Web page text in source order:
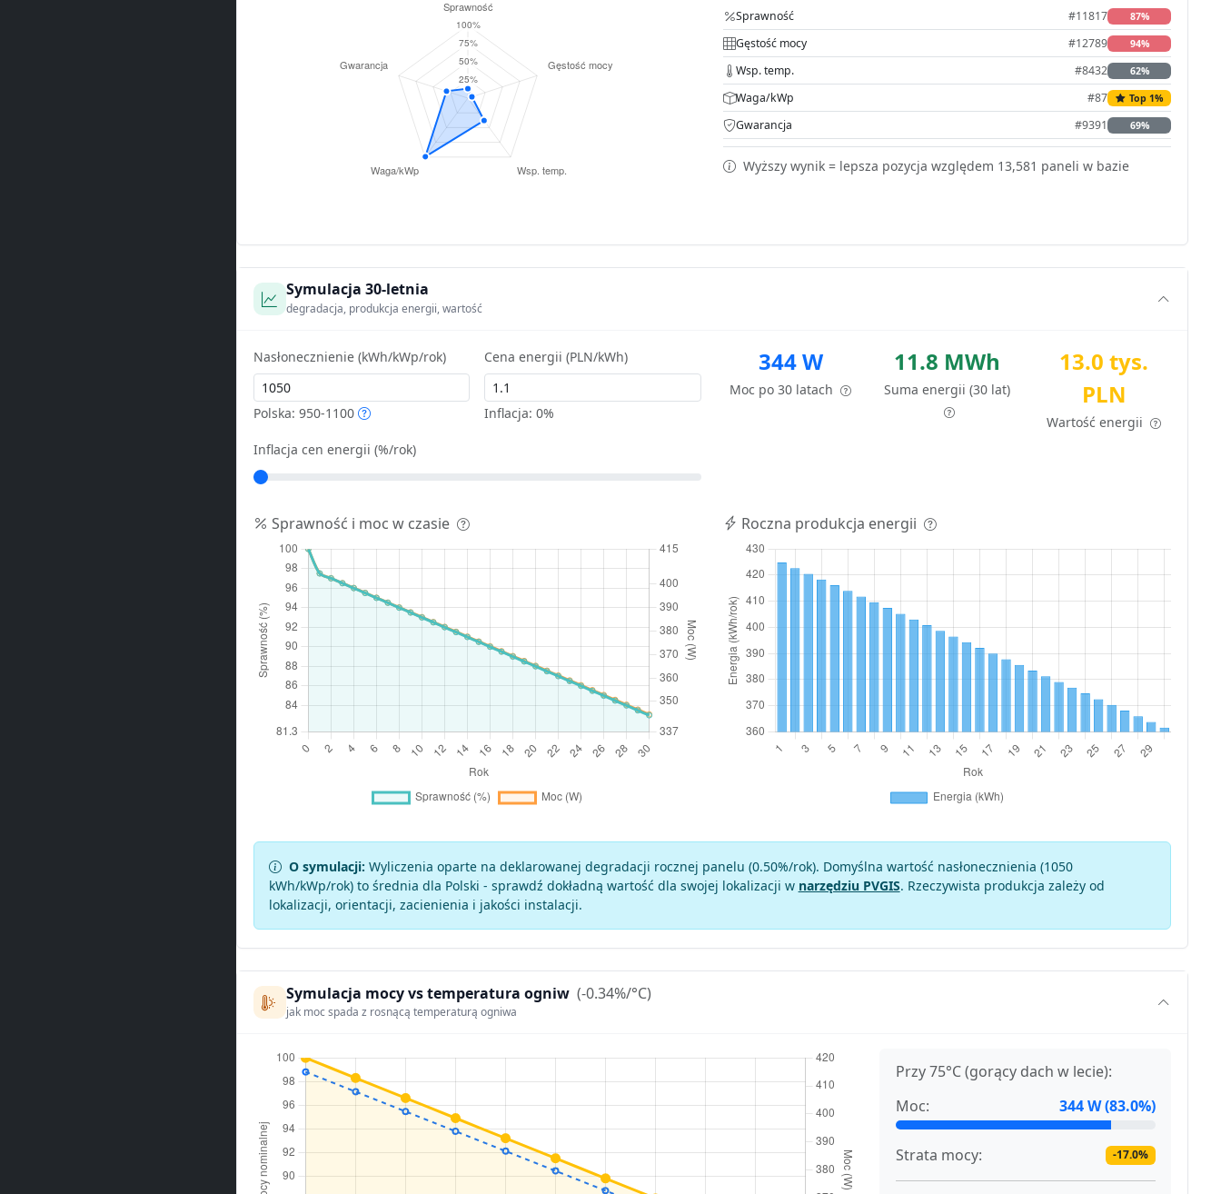
Sprawność #11817 87%
Gęstość mocy #12789 94%
Wsp. temp. #8432 62%
Waga/kWp #87 Top 1%
Gwarancja #9391 69%
Wyższy wynik = lepsza pozycja względem 13,581 paneli w bazie
Symulacja 30-letnia
degradacja, produkcja energii, wartość
Nasłonecznienie (kWh/kWp/rok)
Polska: 950-1100
Cena energii (PLN/kWh)
Inflacja:0%
Inflacja cen energii (%/rok)
344 W
Moc po 30 latach
11.8 MWh
Suma energii (30 lat)
13.0 tys.
PLN
Wartość energii
Sprawność i moc w czasie Roczna produkcja energii
O symulacji: Wyliczenia oparte na deklarowanej degradacji rocznej panelu (0.50%/rok). Domyślna wartość nasłonecznienia (1050
kWh/kWp/rok) to średnia dla Polski - sprawdź dokładną wartość dla swojej lokalizacji w narzędziu PVGIS. Rzeczywista produkcja zależy od
lokalizacji, orientacji, zacienienia i jakości instalacji.
Symulacja mocy vs temperatura ogniw (-0.34%/°C)
jak moc spada z rosnącą temperaturą ogniwa
Przy 75°C (gorący dach w lecie):
Moc:
344 W (83.0%)
Strata mocy: -17.0%